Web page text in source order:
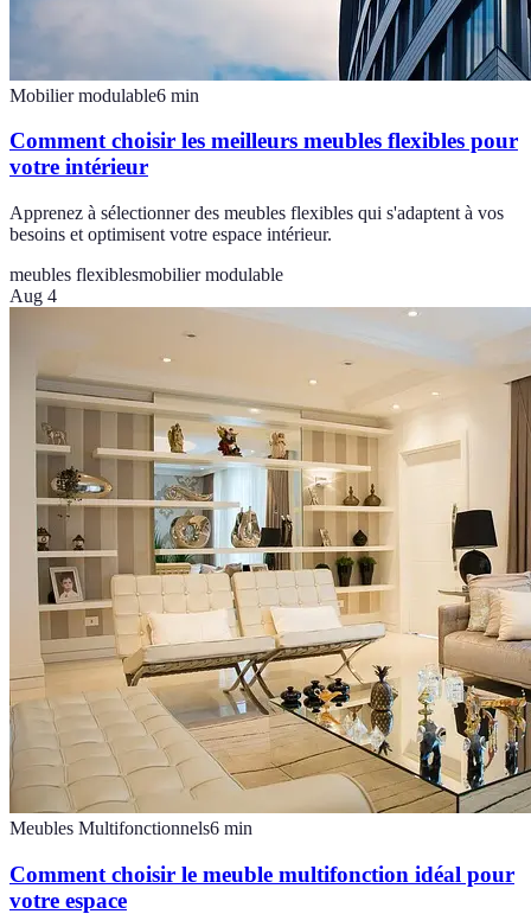
Mobilier modulable6 min
Comment choisir les meilleurs meubles flexibles pour
votre intérieur
Apprenez à sélectionner des meubles flexibles qui s'adaptent à vos
besoins et optimisent votre espace intérieur.
meubles flexiblesmobilier modulable
Aug 4
Meubles Multifonctionnels6 min
Comment choisir le meuble multifonction idéal pour
votre espace